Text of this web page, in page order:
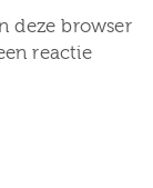
deze browser
reactie